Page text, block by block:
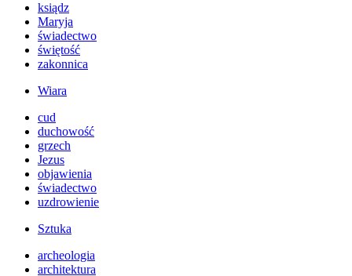
ksiądz
Maryja
świadectwo
świętość
zakonnica
Wiara
cud
duchowość
grzech
Jezus
objawienia
świadectwo
uzdrowienie
Sztuka
archeologia
architektura